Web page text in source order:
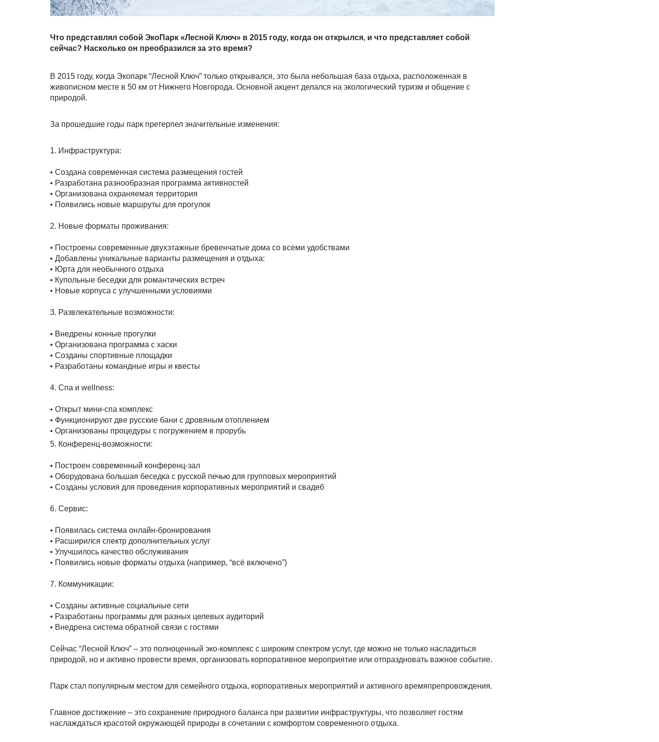
Что представлял собой ЭкоПарк «Лесной Ключ» в 2015 году, когда он открылся, и что представляет собой
сейчас? Насколько он преобразился за это время?
В 2015 году, когда Экопарк “Лесной Ключ” только открывался, это была небольшая база отдыха, расположенная в
живописном месте в 50 км от Нижнего Новгорода. Основной акцент делался на экологический туризм и общение с
природой.
За прошедшие годы парк претерпел значительные изменения:
1. Инфраструктура:
• Создана современная система размещения гостей
• Разработана разнообразная программа активностей
• Организована охраняемая территория
• Появились новые маршруты для прогулок
2. Новые форматы проживания:
• Построены современные двухэтажные бревенчатые дома со всеми удобствами
• Добавлены уникальные варианты размещения и отдыха:
• Юрта для необычного отдыха
• Купольные беседки для романтических встреч
• Новые корпуса с улучшенными условиями
3. Развлекательные возможности:
• Внедрены конные прогулки
• Организована программа с хаски
• Созданы спортивные площадки
• Разработаны командные игры и квесты
4. Спа и wellness:
• Открыт мини-спа комплекс
• Функционируют две русские бани с дровяным отоплением
• Организованы процедуры с погружением в прорубь
5. Конференц-возможности:
• Построен современный конференц-зал
• Оборудована большая беседка с русской печью для групповых мероприятий
• Созданы условия для проведения корпоративных мероприятий и свадеб
6. Сервис:
• Появилась система онлайн-бронирования
• Расширился спектр дополнительных услуг
• Улучшилось качество обслуживания
• Появились новые форматы отдыха (например, “всё включено”)
7. Коммуникации:
• Созданы активные социальные сети
• Разработаны программы для разных целевых аудиторий
• Внедрена система обратной связи с гостями
Сейчас “Лесной Ключ” – это полноценный эко-комплекс с широким спектром услуг, где можно не только насладиться
природой, но и активно провести время, организовать корпоративное мероприятие или отпраздновать важное событие.
Парк стал популярным местом для семейного отдыха, корпоративных мероприятий и активного времяпрепровождения.
Главное достижение – это сохранение природного баланса при развитии инфраструктуры, что позволяет гостям
наслаждаться красотой окружающей природы в сочетании с комфортом современного отдыха.